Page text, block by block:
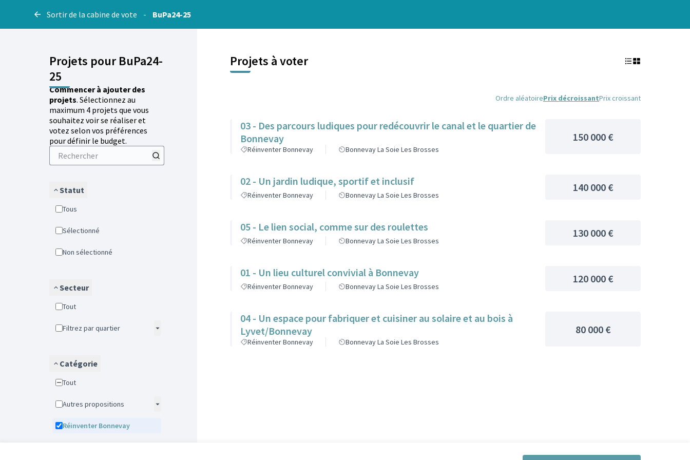
Sortir de la cabine de vote - BuPa24-25
Projets pour BuPa24-
25
Commencer à ajouter des
projets. Sélectionnez au
maximum 4 projets que vous
souhaitez voir se réaliser et
votez selon vos préférences
pour définir le budget.
Statut
Tous
Sélectionné
Non sélectionné
Secteur
Tout
Filtrez par quartier
Catégorie
Tout
Autres propositions
Réinventer Bonnevay
Projets à voter
Ordre aléatoirePrix décroissantPrix croissant
03 - Des parcours ludiques pour redécouvrir le canal et le quartier de
Bonnevay
Réinventer Bonnevay Bonnevay La Soie Les Brosses
150 000 €
02 - Un jardin ludique, sportif et inclusif
Réinventer Bonnevay Bonnevay La Soie Les Brosses
140 000 €
05 - Le lien social, comme sur des roulettes
Réinventer Bonnevay Bonnevay La Soie Les Brosses
130 000 €
01 - Un lieu culturel convivial à Bonnevay
Réinventer Bonnevay Bonnevay La Soie Les Brosses
120 000 €
04 - Un espace pour fabriquer et cuisiner au solaire et au bois à
Lyvet/Bonnevay
Réinventer Bonnevay Bonnevay La Soie Les Brosses
80 000 €